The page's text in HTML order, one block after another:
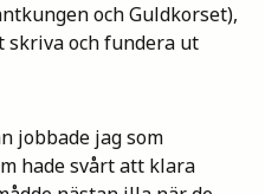
och Guldkorset),
och fundera ut
jobbade jag som
hade svårt att klara